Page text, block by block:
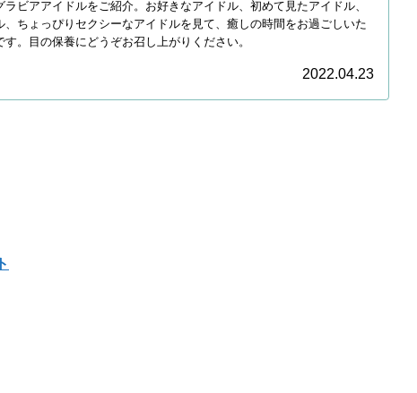
ビアアイドルをご紹介。お好きなアイドル、初めて見たアイドル、
、ちょっぴりセクシーなアイドルを見て、癒しの時間をお過ごしいた
す。目の保養にどうぞお召し上がりください。
2022.04.23